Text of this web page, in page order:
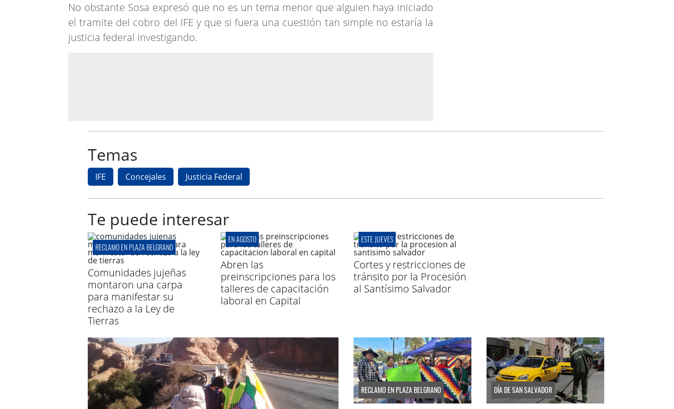
No obstante Sosa expresó que no es un tema menor que alguien haya iniciado
el tramite del cobro del IFE y que si fuera una cuestión tan simple no estaría la
justicia federal investigando.
Temas
IFE Concejales Justicia Federal
Te puede interesar
RECLAMO EN PLAZA BELGRANO
Comunidades jujeñas
montaron una carpa
para manifestar su
rechazo a la Ley de
Tierras
EN AGOSTO
Abren las
preinscripciones para los
talleres de capacitación
laboral en Capital
ESTE JUEVES
Cortes y restricciones de
tránsito por la Procesión
al Santísimo Salvador
RECLAMO EN PLAZA BELGRANO DÍA DE SAN SALVADOR